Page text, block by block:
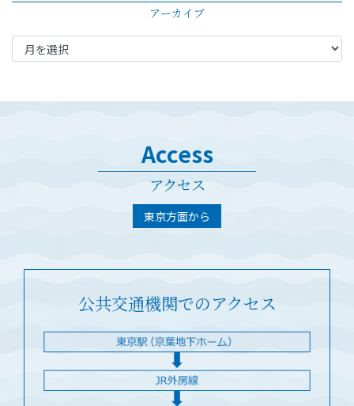
アーカイブ
Access
アクセス
東京方面から
公共交通機関でのアクセス